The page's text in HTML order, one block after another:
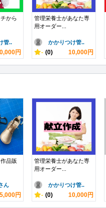
から
管..
円
管理栄養士があなた専
用オーダー...
かかりつけ管..
- (0) 10,000円
品販
ん
5,000円
管理栄養士があなた専
用オーダー...
かかりつけ管..
- (0) 10,000円